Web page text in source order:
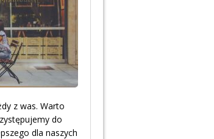
z was. Warto
do
dla naszych